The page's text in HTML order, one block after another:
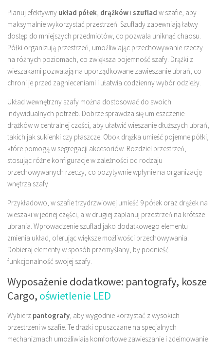
Planuj efektywny układ półek drążków iszuflad w szafie, aby
maksymalnie wykorzystać przestrzeń. Szuflady zapewniają łatwy
dostęp do mniejszych przedmiotów, co pozwala uniknąć chaosu.
Półki organizują przestrzeń, umożliwiając przechowywanie rzeczy
na różnych poziomach, co zwiększa pojemność szafy. Drążki z
wieszakami pozwalają na uporządkowane zawieszanie ubrań, co
chroni je przed zagnieceniami i ułatwia codzienny wybór odzieży.
Układ wewnętrzny szafy można dostosować do swoich
indywidualnych potrzeb. Dobrze sprawdza się umieszczenie
drążków w centralnej części, aby ułatwić wieszanie dłuższych ubrań,
takich jak sukienki czy płaszcze. Obok drążka umieść pojemne półki,
które pomogą w segregacji akcesoriów. Rozdziel przestrzeń,
stosując różne konfiguracje w zależności od rodzaju
przechowywanych rzeczy, co pozytywnie wpłynie na organizację
wnętrza szafy.
Przykładowo, w szafie trzydrzwiowej umieść 9 półek oraz drążek na
wieszaki w jednej części, a w drugiej zaplanuj przestrzeń na krótsze
ubrania. Wprowadzenie szuflad jako dodatkowego elementu
zmienia układ, oferując większe możliwości przechowywania.
Dobieraj elementy w sposób przemyślany, by podnieść
funkcjonalność swojej szafy.
Wyposażenie dodatkowe: pantografy, kosze
Cargo, oświetlenie LED
Wybierz pantografy , aby wygodnie korzystać z wysokich
przestrzeni w szafie. Te drążki opuszczane na specjalnych
mechanizmach umożliwiają komfortowe zawieszanie i zdejmowanie